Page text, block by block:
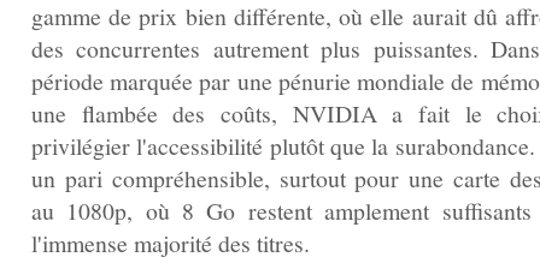
gamme de prix bien différente, où elle aurait dû
des concurrentes autrement plus puissantes.
période marquée par une pénurie mondiale de
une flambée des coûts, NVIDIA a fait le
privilégier l'accessibilité plutôt que la surabondance.
un pari compréhensible, surtout pour une carte
au 1080p, où 8 Go restent amplement
l'immense majorité des titres.